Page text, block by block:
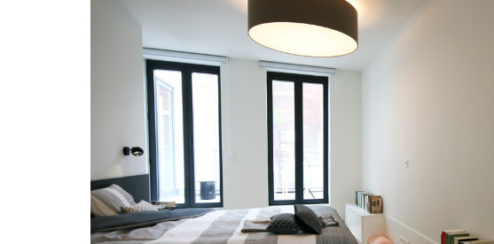
“Les installateurs ont été très
aimables et ont presté un travail
parfait.Les armoires confèrent une
grande plus-value à mon living et
soulignent les lignes fluides de
l’ensemble.Fantastique!”